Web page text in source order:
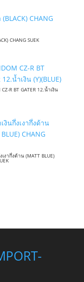
CHANG SUEK
CZ-R BT GATER 12.น้ำเงิน
เงากึ่งด้าน (MATT BLUE)